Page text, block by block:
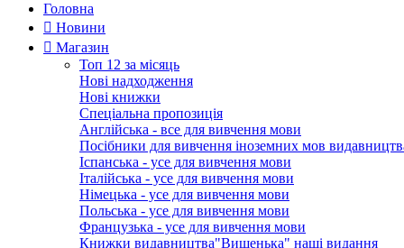
Головна
Новини
Магазин
Топ 12 за місяць
Нові надходження
Нові книжки
Спеціальна пропозиція
Англійська - все для вивчення мови
Посібники для вивчення іноземних мов
Іспанська - усе для вивчення мови
Італійська - усе для вивчення мови
Німецька - усе для вивчення мови
Польська - усе для вивчення мови
Французька - усе для вивчення мови
Книжки видавництва"Вишенька" наші видання